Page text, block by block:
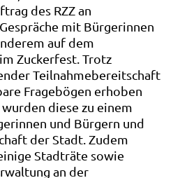
des RZZ an
mit Bürgerinnen
auf dem
Zuckerfest. Trotz
Teilnahmebereitschaft
Fragebögen erhoben
diese zu einem
und Bürgern und
der Stadt. Zudem
Stadträte sowie
an der